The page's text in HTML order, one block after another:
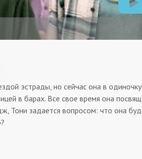
эстрады, но сейчас она в
в барах. Все свое время она
Тони задается вопросом: что она